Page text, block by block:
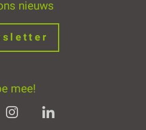
nieuws
mee!